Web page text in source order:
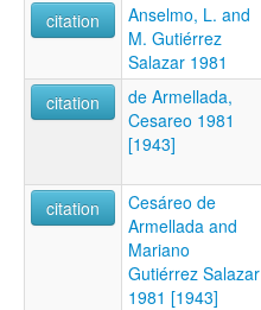
citation
Anselmo, L. and
M. Gutiérrez
Salazar 1981
citation
de Armellada,
Cesareo 1981
[1943]
citation
Cesáreo de
Armellada and
Mariano
Gutiérrez Salazar
1981 [1943]